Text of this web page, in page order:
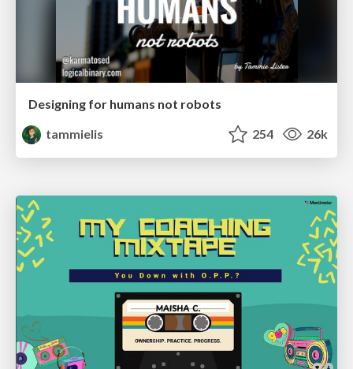
Designing for humans not robots
tammielis
254 26k